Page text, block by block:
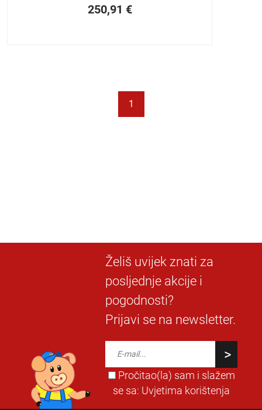
250,91 €
1
Želiš uvijek znati za
posljednje akcije i
pogodnosti?
Prijavi se na newsletter.
Pročitao(la) sam i slažem
se sa: Uvjetima korištenja